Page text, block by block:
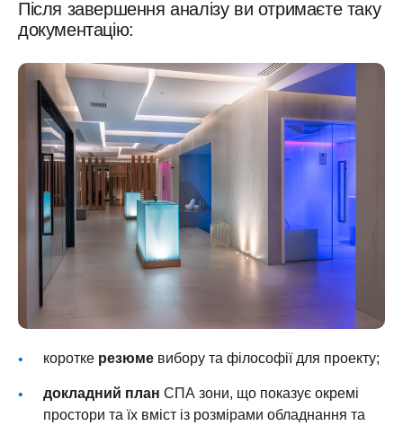
Після завершення аналізу ви отримаєте таку
документацію:
коротке резюме вибору та філософії для проекту;
докладний план СПА зони, що показує окремі
простори та їх вміст із розмірами обладнання та